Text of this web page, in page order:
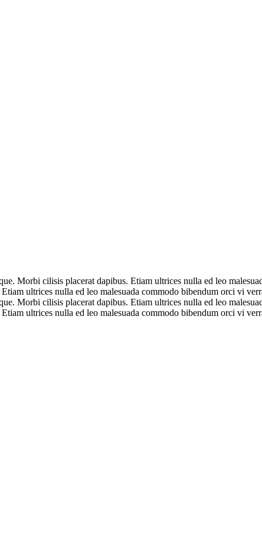
Morbi cilisis placerat dapibus. Etiam ultrices nulla ed leo
ultrices nulla ed leo malesuada commodo bibendum orci vi
Morbi cilisis placerat dapibus. Etiam ultrices nulla ed leo
ultrices nulla ed leo malesuada commodo bibendum orci vi